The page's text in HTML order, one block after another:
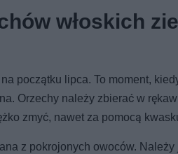
włoskich
początku lipca. To moment,
Orzechy należy zbierać w
zmyć, nawet za pomocą
z pokrojonych owoców.